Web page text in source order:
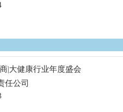
|大健康行业年度盛会
任公司